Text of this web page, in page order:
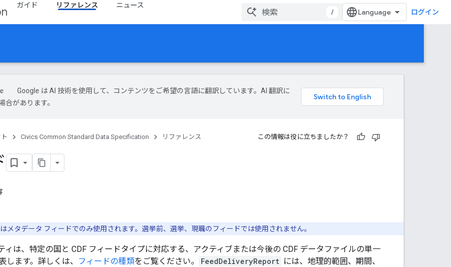
ガイド リファレンス ニュース
/ ログイン
Google は AI 技術を使用して、コンテンツをご希望の言語に翻訳しています。AI 翻訳に
合があります。
Civics Common Standard Data Specification リファレンス この情報は役に立ちましたか？
メタデータ フィードでのみ使用されます。選挙前、選挙、現職のフィードでは使用されません。
ィは、特定の国と CDF フィードタイプに対応する、アクティブまたは今後の CDF データファイルの単一
します。詳しくは、
フィードの種類をご覧ください。 FeedDeliveryReport には、地理的範囲、期間、